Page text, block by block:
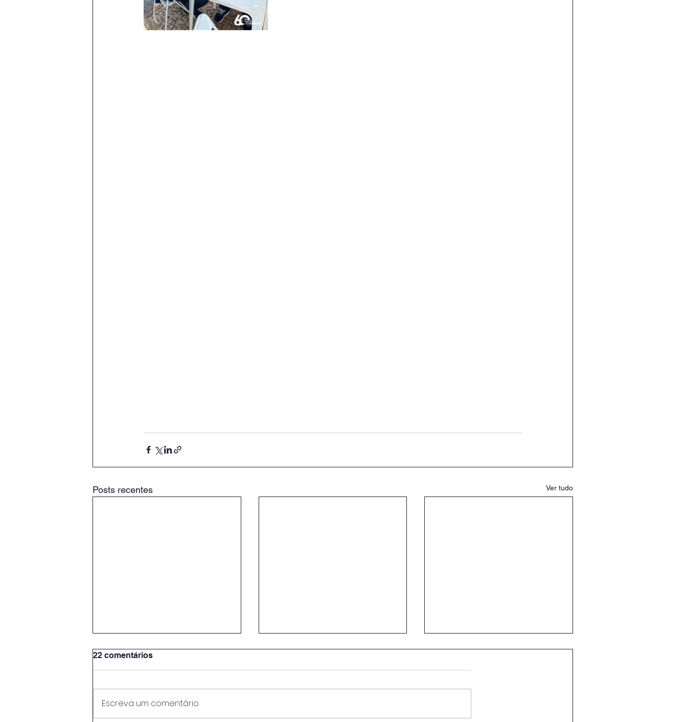
Posts recentes Ver tudo
22 comentários
Escreva um comentário